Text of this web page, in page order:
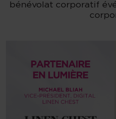
bénévolat corporatif